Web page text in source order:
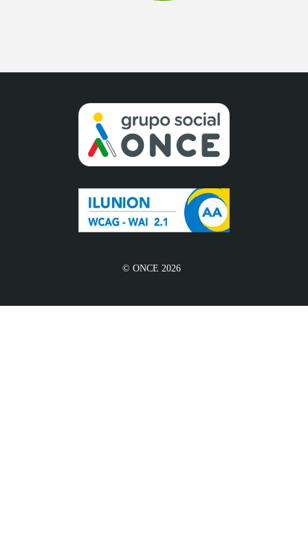
© ONCE 2026